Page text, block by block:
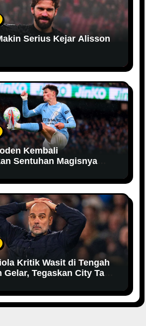
Serius Kejar Alisson
Kembali
Sentuhan Magisnya
Kritik Wasit di Tengah
Tegaskan City Tak